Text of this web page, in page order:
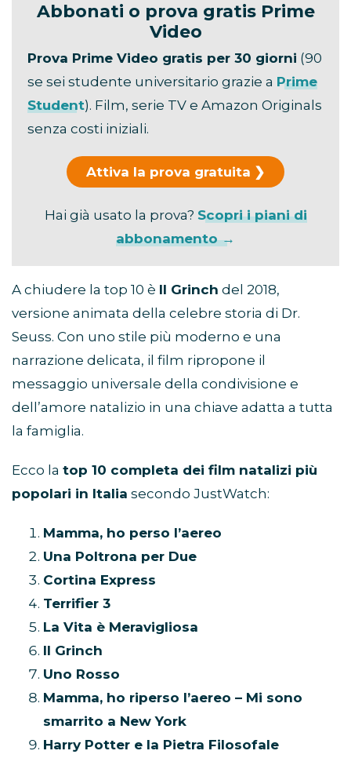
Abbonati o prova gratis Prime
Video
Prova Prime Video gratis per 30 giorni (90
se sei studente universitario grazie a Prime
Student). Film, serie TV e Amazon Originals
senza costi iniziali.
Attiva la prova gratuita
Hai già usato la prova? Scopri i piani di
abbonamento →
A chiudere la top 10 è Il Grinch del 2018,
versione animata della celebre storia di Dr.
Seuss. Con uno stile più moderno e una
narrazione delicata, il film ripropone il
messaggio universale della condivisione e
dell’amore natalizio in una chiave adatta a tutta
la famiglia.
Ecco la top 10 completa dei film natalizi più
popolari in Italia secondo JustWatch:
Mamma, ho perso l’aereo
Una Poltrona per Due
Cortina Express
Terrifier 3
La Vita è Meravigliosa
Il Grinch
Uno Rosso
Mamma, ho riperso l’aereo – Mi sono
smarrito a New York
Harry Potter e la Pietra Filosofale